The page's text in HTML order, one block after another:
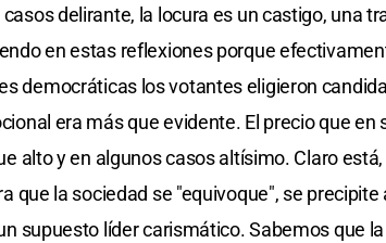
delirante, la locura es un castigo, una
en estas reflexiones porque
democráticas los votantes eligieron
era más que evidente. El precio que
alto y en algunos casos altísimo. Claro
que la sociedad se "equivoque", se precipite
supuesto líder carismático. Sabemos que